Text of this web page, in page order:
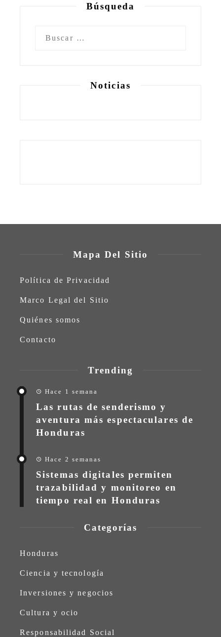
Búsqueda
Noticias
Mapa Del Sitio
Política de Privacidad
Marco Legal del Sitio
Quiénes somos
Contacto
Trending
Hace 1 semana
Las rutas de senderismo y
aventura más espectaculares de
Honduras
Hace 2 semanas
Sistemas digitales permiten
trazabilidad y monitoreo en
tiempo real en Honduras
Categorías
Honduras
Ciencia y tecnología
Inversiones y negocios
Cultura y ocio
Responsabilidad Social